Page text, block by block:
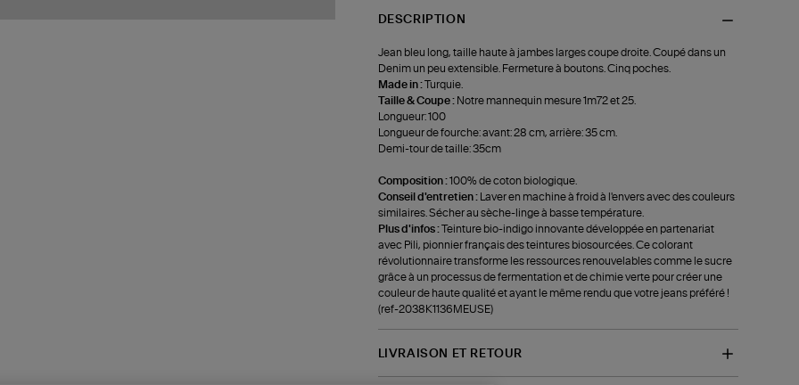
DESCRIPTION
Jean bleu long, taille haute à jambes larges coupe droite. Coupé dans un
Denim un peu extensible. Fermeture à boutons. Cinq poches.
Made in :Turquie.
Taille & Coupe : Notre mannequin mesure 1m72 et 25.
Longueur: 100
Longueur de fourche: avant: 28 cm, arrière: 35 cm.
Demi-tour de taille: 35cm
Composition :100% de coton biologique.
Conseil d'entretien :
Laver en machine à froid à l'envers avec des couleurs
similaires. Sécher au sèche-linge à basse température.
Plus d'infos :Teinture bio-indigo innovante développée en partenariat
avec Pili, pionnier français des teintures biosourcées. Ce colorant
révolutionnaire transforme les ressources renouvelables comme le sucre
grâce à un processus de fermentation et de chimie verte pour créer une
couleur de haute qualité et ayant le même rendu que votre jeans préféré !
(ref-2038K1136MEUSE)
LIVRAISON ET RETOUR